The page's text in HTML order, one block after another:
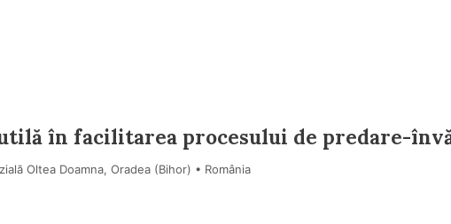
în facilitarea procesului de predare-
Oltea Doamna, Oradea (Bihor) • România